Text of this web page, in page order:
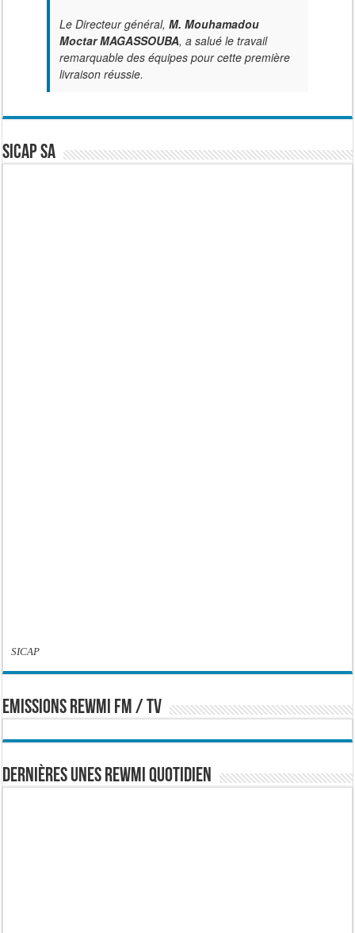
Le Directeur général, M. Mouhamadou
Moctar MAGASSOUBA, a salué le travail
remarquable des équipes pour cette première
livraison réussie.
SICAP SA
SICAP
EMISSIONS REWMI FM / TV
Dernières Unes Rewmi Quotidien